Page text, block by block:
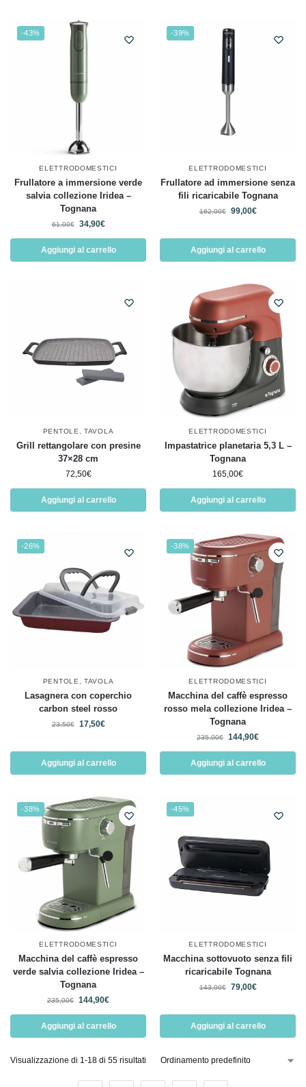
-43%
ELETTRODOMESTICI
Frullatore a immersione verde
salvia collezione Iridea –
Tognana
61,00€ 34,90€
Aggiungi al carrello
-39%
ELETTRODOMESTICI
Frullatore ad immersione senza
fili ricaricabile Tognana
162,00€ 99,00€
Aggiungi al carrello
PENTOLE ,TAVOLA
Grill rettangolare con presine
37×28 cm
72,50€
Aggiungi al carrello
ELETTRODOMESTICI
Impastatrice planetaria 5,3 L –
Tognana
165,00€
Aggiungi al carrello
-26%
PENTOLE ,TAVOLA
Lasagnera con coperchio
carbon steel rosso
23,50€ 17,50€
Aggiungi al carrello
-38%
ELETTRODOMESTICI
Macchina del caffè espresso
rosso mela collezione Iridea –
Tognana
235,00€ 144,90€
Aggiungi al carrello
-38%
ELETTRODOMESTICI
Macchina del caffè espresso
verde salvia collezione Iridea –
Tognana
235,00€ 144,90€
Aggiungi al carrello
-45%
ELETTRODOMESTICI
Macchina sottovuoto senza fili
ricaricabile Tognana
143,00€ 79,00€
Aggiungi al carrello
Visualizzazione di 1-18 di 55 risultati